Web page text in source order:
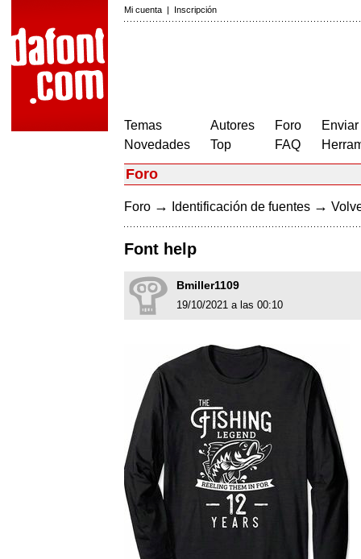
Mi cuenta | Inscripción
Temas
Novedades
Autores
Top
Foro
FAQ
Foro
Foro → Identificación de fuentes →
Font help
Bmiller1109
19/10/2021 a las 00:10